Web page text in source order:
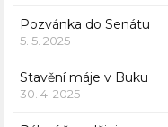
Pozvánka do Senátu
5. 5. 2025
Stavění máje v Buku
30. 4. 2025